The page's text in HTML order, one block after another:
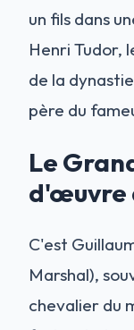
un fils dans
Henri Tudor,
de la
père du
Le
d'œuvre
C'est
Marshal),
chevalier du